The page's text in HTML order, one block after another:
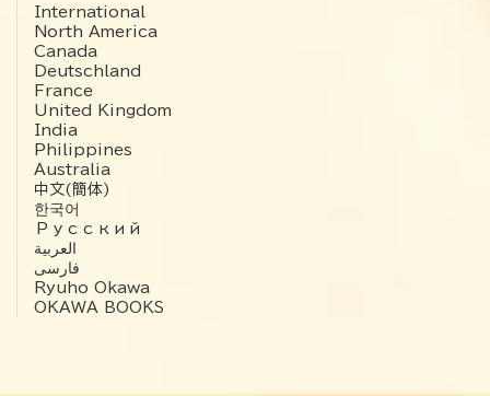
International
North America
Canada
Deutschland
France
United Kingdom
India
Philippines
Australia
中文(簡体)
한국어
Русский
العربية‏
فارسی
Ryuho Okawa
OKAWA BOOKS